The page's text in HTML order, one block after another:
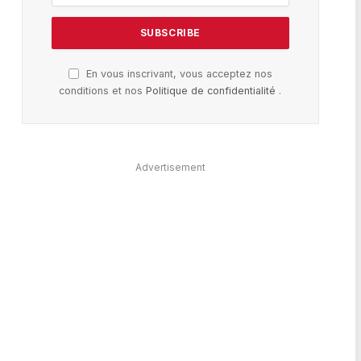
En vous inscrivant, vous acceptez nos
conditions et nosPolitique de confidentialité .
Advertisement